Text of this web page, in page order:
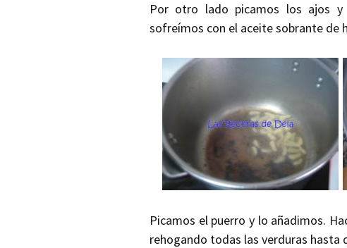
Por otro lado picamos los ajos
sofreímos con el aceite sobrante de
Picamos el puerro y lo añadimos.
rehogando todas las verduras hasta